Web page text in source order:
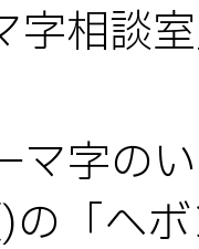
字相談
マ字の
「ヘ